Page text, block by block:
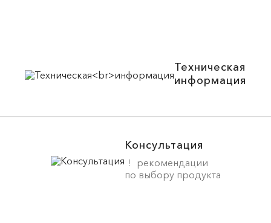
Техническая
информация
Консультация
рекомендации
по выбору продукта